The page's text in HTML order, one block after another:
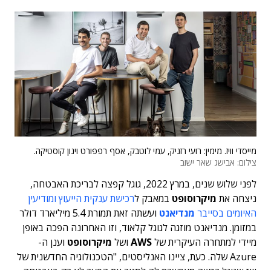
מייסדי וויז. מימין: רועי רזניק, עמי לוטבק, אסף רפפורט וינון קוסטיקה.
צילום: אבישג שאר ישוב
לפני שלוש שנים, במרץ 2022, גוגל קפצה לבריכת האבטחה,
ניצחה את מיקרוסופט במאבק לרכישת ענקית הייעוץ ומודיעין
האיומים בסייבר מנדיאנט
ועשתה זאת תמורת 5.4 מיליארד דולר
במזומן. מנדיאנט מוזגה לגוגל קלאוד, וזו האחרונה הפכה באופן
מיידי למתחרה העיקרית שלAWS ושל מיקרוסופט וענן ה-
Azure שלה. כעת, ציינו האנליסטים, "הטכנולוגיה החדשנית של